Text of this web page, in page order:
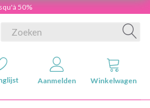
50%
Aanmelden Winkelwagen